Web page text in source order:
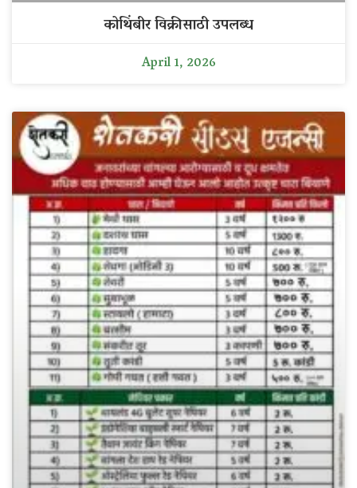
कोथिंबीर विक्रीसाठी उपलब्ध
April 1, 2026